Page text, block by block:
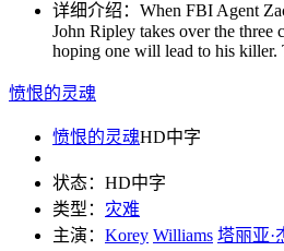
详细介绍： When FBI Agent
John Ripley takes over the three
hoping one will lead to his
愤恨的灵魂
愤恨的灵魂HD中字
状态： HD中字
类型： 灾难
主演： Korey Williams 塔丽亚·